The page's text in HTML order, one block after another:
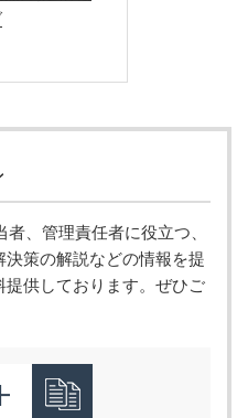
、管理責任者に役立つ、
策の解説などの情報を提
供しております。ぜひご